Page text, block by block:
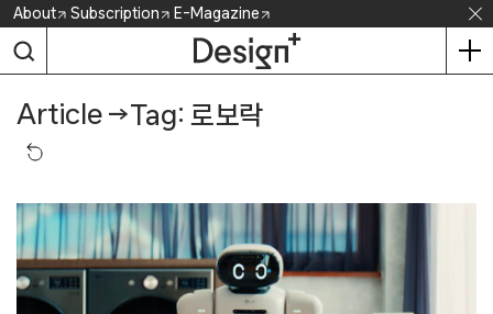
Skip
content
About Subscription E-Magazine
Article →Tag: 로보락